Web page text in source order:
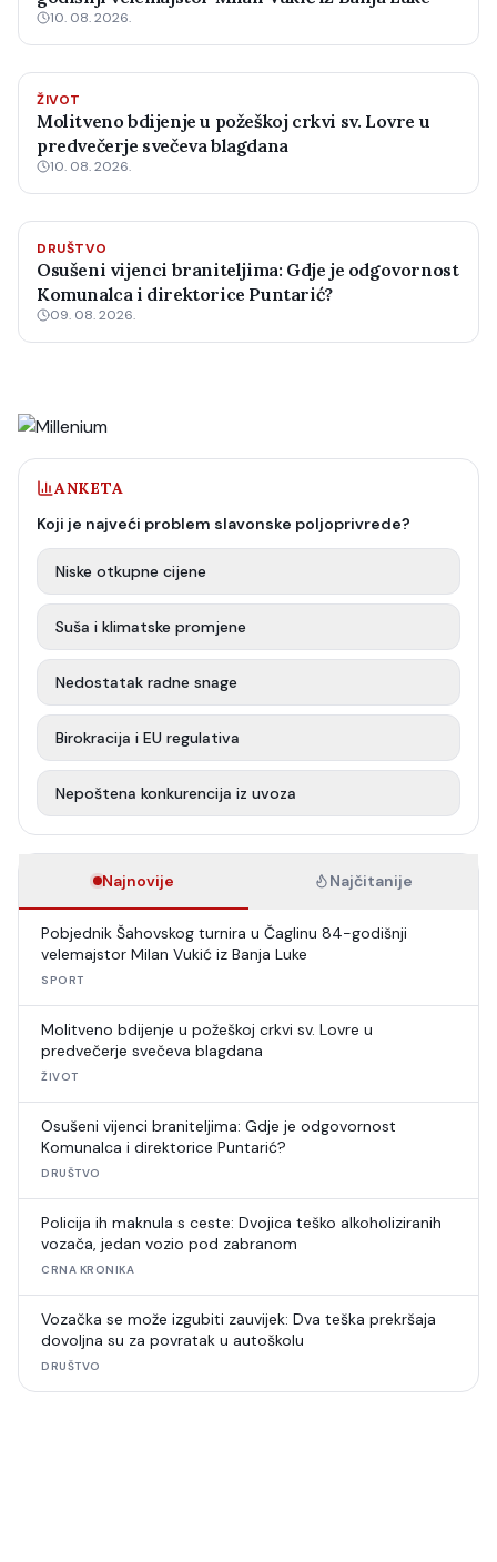
10. 08. 2026.
ŽIVOT
Molitveno bdijenje u požeškoj crkvi sv. Lovre u
predvečerje svečeva blagdana
10. 08. 2026.
DRUŠTVO
Osušeni vijenci braniteljima: Gdje je odgovornost
Komunalca i direktorice Puntarić?
09. 08. 2026.
ANKETA
Koji je najveći problem slavonske poljoprivrede?
Niske otkupne cijene
Suša i klimatske promjene
Nedostatak radne snage
Birokracija i EU regulativa
Nepoštena konkurencija iz uvoza
Najnovije Najčitanije
Pobjednik Šahovskog turnira u Čaglinu 84-godišnji
velemajstor Milan Vukić iz Banja Luke
SPORT
Molitveno bdijenje u požeškoj crkvi sv. Lovre u
predvečerje svečeva blagdana
ŽIVOT
Osušeni vijenci braniteljima: Gdje je odgovornost
Komunalca i direktorice Puntarić?
DRUŠTVO
Policija ih maknula s ceste: Dvojica teško alkoholiziranih
vozača, jedan vozio pod zabranom
CRNA KRONIKA
Vozačka se može izgubiti zauvijek: Dva teška prekršaja
dovoljna su za povratak u autoškolu
DRUŠTVO